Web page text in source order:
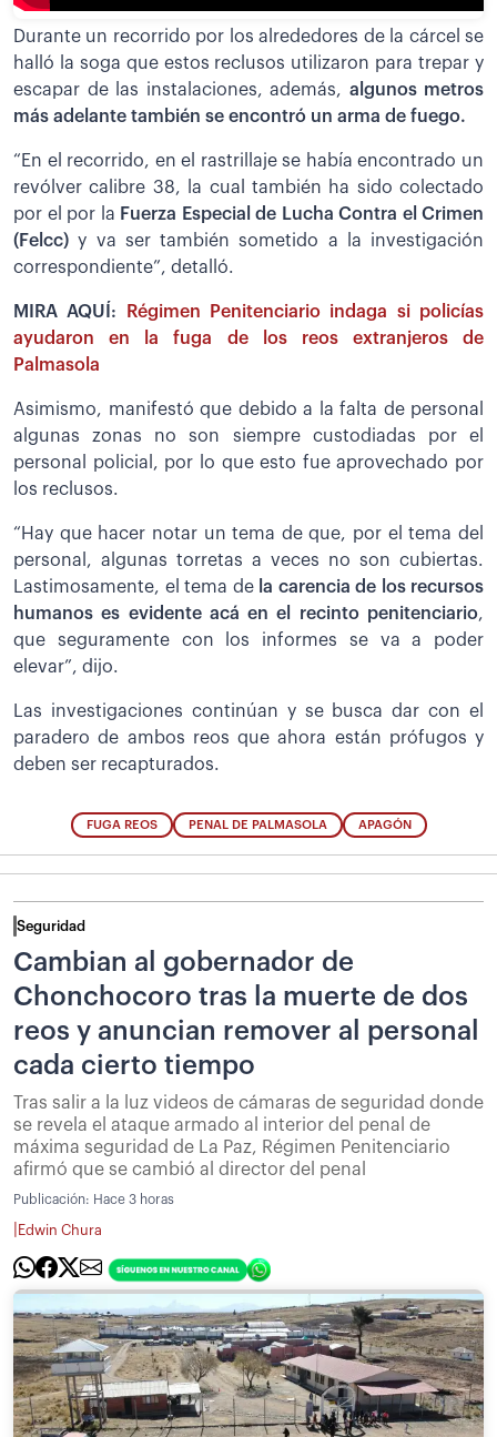
Durante un recorrido por los alrededores de la cárcel se
halló la soga que estos reclusos utilizaron para trepar y
escapar de las instalaciones, además, algunos metros
más adelante también se encontró un arma de fuego.
“En el recorrido, en el rastrillaje se había encontrado un
revólver calibre 38, la cual también ha sido colectado
por el por la Fuerza Especial de Lucha Contra el Crimen
(Felcc)y va ser también sometido a la investigación
correspondiente”, detalló.
MIRA AQUÍ:
Régimen Penitenciario indaga si policías
ayudaron en la fuga de los reos extranjeros de
Palmasola
Asimismo, manifestó que debido a la falta de personal
algunas zonas no son siempre custodiadas por el
personal policial, por lo que esto fue aprovechado por
los reclusos.
“Hay que hacer notar un tema de que, por el tema del
personal, algunas torretas a veces no son cubiertas.
Lastimosamente, el tema dela carencia de los recursos
humanos es evidente acá en el recinto penitenciario,
que seguramente con los informes se va a poder
elevar”, dijo.
Las investigaciones continúan y se busca dar con el
paradero de ambos reos que ahora están prófugos y
deben ser recapturados.
FUGA REOS PENAL DE PALMASOLA APAGÓN
Seguridad
Cambian al gobernador de
Chonchocoro tras la muerte de dos
reos y anuncian remover al personal
cada cierto tiempo
Tras salir a la luz videos de cámaras de seguridad donde
se revela el ataque armado al interior del penal de
máxima seguridad de La Paz, Régimen Penitenciario
afirmó que se cambió al director del penal
Publicación: Hace 3 horas
Edwin Chura